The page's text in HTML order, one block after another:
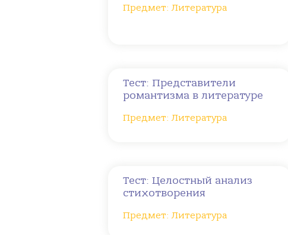
Предмет: Литература
Тест: Представители
романтизма в литературе
Предмет: Литература
Тест: Целостный анализ
стихотворения
Предмет: Литература